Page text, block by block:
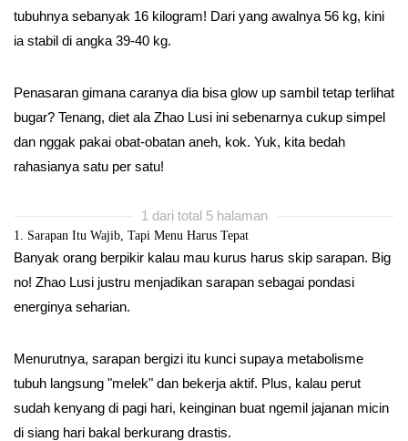
tubuhnya sebanyak 16 kilogram! Dari yang awalnya 56 kg, kini
ia stabil di angka 39-40 kg.
Penasaran gimana caranya dia bisa glow up sambil tetap terlihat
bugar? Tenang, diet ala Zhao Lusi ini sebenarnya cukup simpel
dan nggak pakai obat-obatan aneh, kok. Yuk, kita bedah
rahasianya satu per satu!
1 dari total 5 halaman
1. Sarapan Itu Wajib, Tapi Menu Harus Tepat
Banyak orang berpikir kalau mau kurus harus skip sarapan. Big
no! Zhao Lusi justru menjadikan sarapan sebagai pondasi
energinya seharian.
Menurutnya, sarapan bergizi itu kunci supaya metabolisme
tubuh langsung "melek" dan bekerja aktif. Plus, kalau perut
sudah kenyang di pagi hari, keinginan buat ngemil jajanan micin
di siang hari bakal berkurang drastis.